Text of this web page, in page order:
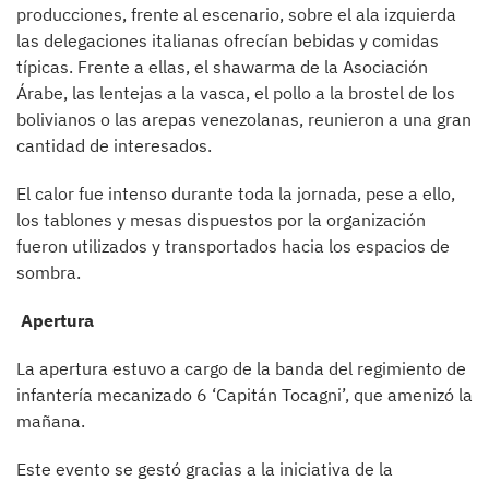
producciones, frente al escenario, sobre el ala izquierda
las delegaciones italianas ofrecían bebidas y comidas
típicas. Frente a ellas, el shawarma de la Asociación
Árabe, las lentejas a la vasca, el pollo a la brostel de los
bolivianos o las arepas venezolanas, reunieron a una gran
cantidad de interesados.
El calor fue intenso durante toda la jornada, pese a ello,
los tablones y mesas dispuestos por la organización
fueron utilizados y transportados hacia los espacios de
sombra.
Apertura
La apertura estuvo a cargo de la banda del regimiento de
infantería mecanizado 6 ‘Capitán Tocagni’, que amenizó la
mañana.
Este evento se gestó gracias a la iniciativa de la